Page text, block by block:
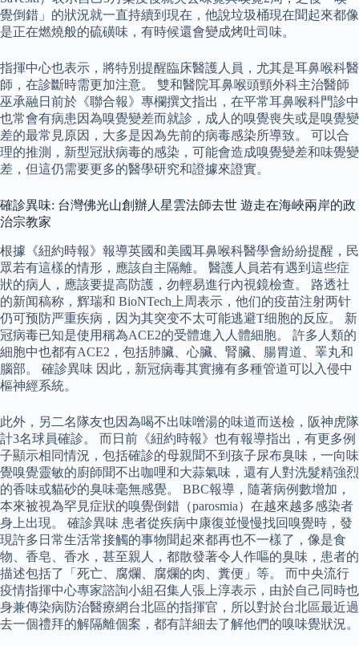
覺倒錯」的狀況就一直持續到現在，他說垃圾桶現在聞起來都像
是正在燃燒般的硫磺味，有時候還會變成烤吐司味。
指揮中心也表示，將特別提醒臨床醫護人員，尤其是耳鼻喉科醫
師，在診斷時需更加注意。 雙和醫院耳鼻喉頭頸外科主治醫師
巫承融日前於《聯合報》專欄撰文指出，在平常耳鼻喉科門診中
也常會有病患因為嗅覺變差而就診，成人的嗅覺喪失或是嗅覺變
差的最常見原因，大多是因為先前的病毒感染所導致。 可以合
理的推測，新型冠狀病毒的感染，可能會造成嗅覺變差和味覺變
差，但這仍需要更多的醫學研究和證據來證實。
確診異味: 台灣佛光山創辦人星雲法師去世 遊走在海峽兩岸的政
治宗教家
根據《紐約時報》報導英國和美國耳鼻喉科醫學會紛紛提醒，民
眾若有這樣的情形，應該自主隔離。 醫護人員若有遇到這些症
狀的病人，應該要提高防護，勿輕易進行內視鏡檢查。 路透社
的新闻稿称，辉瑞和 BioNTech上周表示，他们的疫苗注射两针
仍可预防严重疾病，因为其突变不太可能逃避T细胞的反应。 新
冠病毒已知是使用稱為ACE2的受體進入人體細胞。 許多人類的
細胞中也都有ACE2，包括肺臟、心臟、腎臟、腸胃道、睪丸和
腦部。 確診異味 因此，新冠病毒其實擁有多種管道可以入侵中
樞神經系統。
此外，另二名隊友也因為喝不出味噌湯的味道而送檢，阪神虎隊
計3名球員確診。 而日前《紐約時報》也有報導指出，有更多例
子顯示相同情況，包括確診的母親聞不到孩子尿布臭味，一向味
覺嗅覺靈敏的廚師聞不出咖哩和大蒜氣味，還有人對洗髮精強烈
的香味或貓砂的臭味毫無感覺。 BBC報導，隨著病例數增加，
本來被視為罕見症狀的嗅覺倒錯（parosmia）在越來越多感染者
身上出現。 確診異味 患者從疾病中康復並慢慢找回嗅覺時，發
現許多日常生活常接觸的事物聞起來都再也不一樣了，像是食
物、香皂、香水，甚至親人，都散發著令人作嘔的臭味，患者的
描述包括了「死亡、腐爛、腐爛的肉、糞便」等。 而中央流行
疫情指揮中心專家諮詢小組召集人張上淳表示，由於自己同時也
身兼傳染病防治醫療網台北區的指揮官，所以對於台北區最近過
去一個禮拜的解隔離個案，都有詳細去了解他們的嗅味覺狀況。